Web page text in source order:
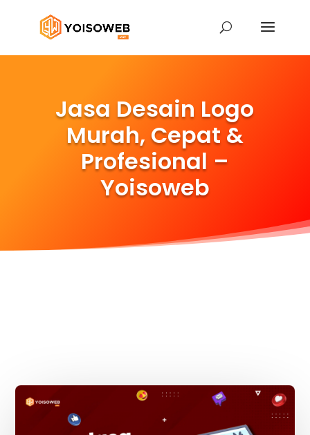
Jasa Desain Logo
Murah, Cepat &
Profesional –
Yoisoweb